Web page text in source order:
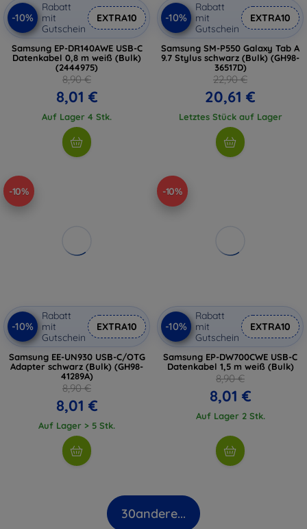
-10%
Rabatt
mit
Gutschein
EXTRA10
Samsung EP-DR140AWE USB-C
Datenkabel 0,8 m weiß (Bulk)
(2444975)
8,90 €
8,01 €
Auf Lager 4 Stk.
-10%
Rabatt
mit
Gutschein
EXTRA10
Samsung SM-P550 Galaxy Tab A
9.7 Stylus schwarz (Bulk) (GH98-
36517D)
22,90 €
20,61 €
Letztes Stück auf Lager
-10%
-10%
Rabatt
mit
Gutschein
EXTRA10
Samsung EE-UN930 USB-C/OTG
Adapter schwarz (Bulk) (GH98-
41289A)
8,90 €
8,01 €
Auf Lager > 5 Stk.
-10%
-10%
Rabatt
mit
Gutschein
EXTRA10
Samsung EP-DW700CWE USB-C
Datenkabel 1,5 m weiß (Bulk)
8,90 €
8,01 €
Auf Lager 2 Stk.
30andere...